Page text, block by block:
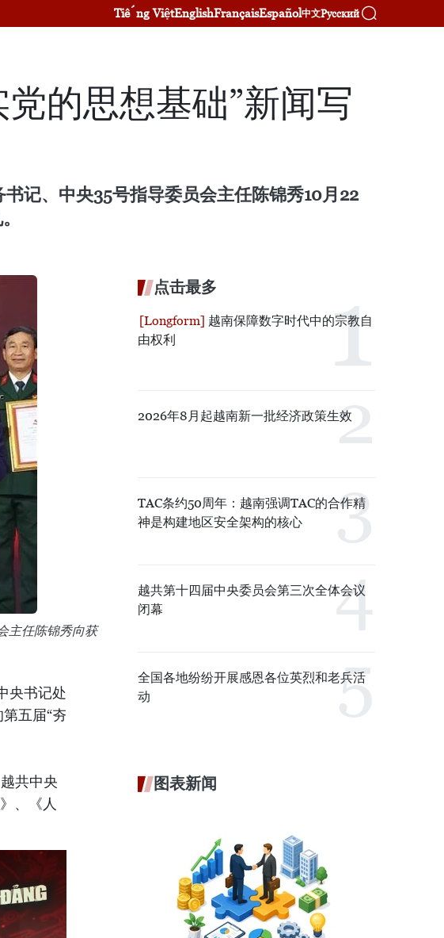
Tiếng ViệtEnglishFrançaisEspañol中文Русский
的思想基础”新闻写
记、中央35号指导委员会主任陈锦秀10月22
主任陈锦秀向获
央书记处
五届“夯
共中央
、《人
点击最多
越南保障数字时代中的宗教自
由权利
2026年8月起越南新一批经济政策生效
TAC条约50周年：越南强调TAC的合作精
神是构建地区安全架构的核心
越共第十四届中央委员会第三次全体会议
闭幕
全国各地纷纷开展感恩各位英烈和老兵活
动
图表新闻